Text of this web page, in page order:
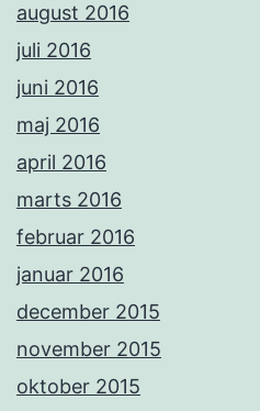
august 2016
juli 2016
juni 2016
maj 2016
april 2016
marts 2016
februar 2016
januar 2016
december 2015
november 2015
oktober 2015